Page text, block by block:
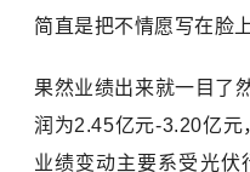
简直是把不情愿写在脸上
果然业绩出来就一目了
润为2.45亿元-3.20亿元
业绩变动主要系受光伏